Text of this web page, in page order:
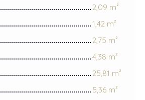
2,09 m²
1,42 m²
2,75 m²
4,38 m²
25,81 m²
5,36 m²